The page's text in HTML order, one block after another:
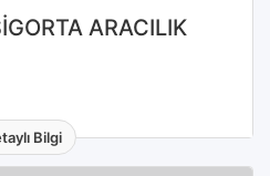
Bilgi
ARACILIK